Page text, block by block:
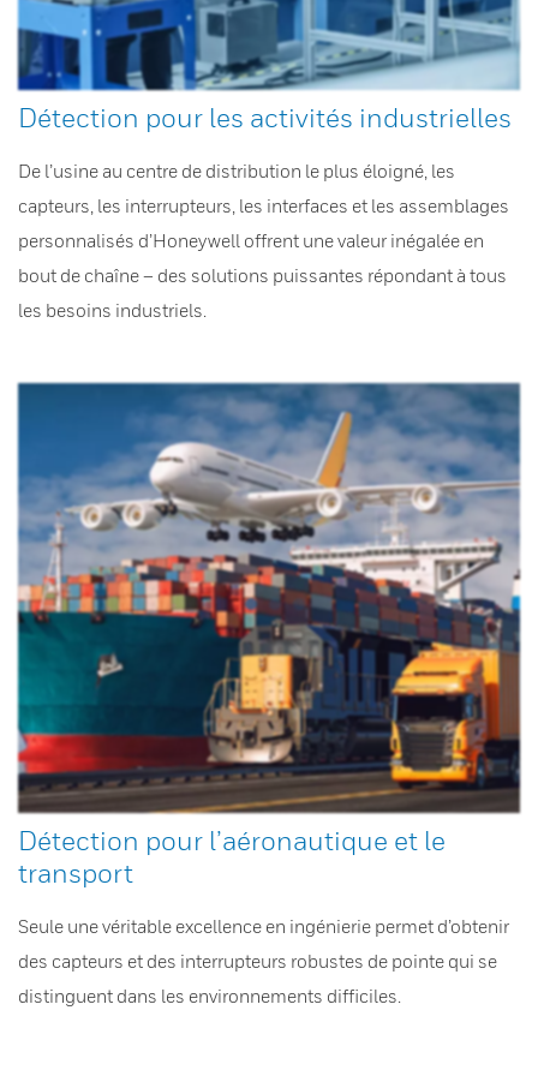
Détection pour les activités industrielles
De l’usine au centre de distribution le plus éloigné, les
capteurs, les interrupteurs, les interfaces et les assemblages
personnalisés d’Honeywell offrent une valeur inégalée en
bout de chaîne – des solutions puissantes répondant à tous
les besoins industriels.
Détection pour l’aéronautique et le
transport
Seule une véritable excellence en ingénierie permet d’obtenir
des capteurs et des interrupteurs robustes de pointe qui se
distinguent dans les environnements difficiles.